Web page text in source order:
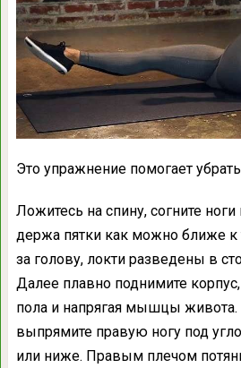
Это упражнение помогает
Ложитесь на спину, согните
держа пятки как можно ближе к
за голову, локти разведены в
Далее плавно поднимите
пола и напрягая мышцы
выпрямите правую ногу под
или ниже. Правым плечом